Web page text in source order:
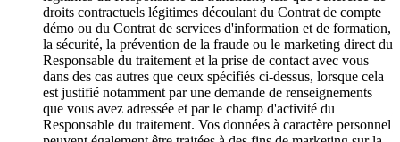
droits contractuels légitimes découlant du Contrat de compte
démo ou du Contrat de services d'information et de formation,
la sécurité, la prévention de la fraude ou le marketing direct du
Responsable du traitement et la prise de contact avec vous
dans des cas autres que ceux spécifiés ci-dessus, lorsque cela
est justifié notamment par une demande de renseignements
que vous avez adressée et par le champ d'activité du
Responsable du traitement. Vos données à caractère personnel